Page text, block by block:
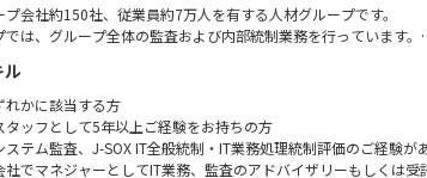
会社約150社、従業員約7万人を有する人材グループです。
は、グループ全体の監査および内部統制業務を行っています。
る組織を目指し、海外含むグループ全体の監査レベルを向上さ
は、そのうち国内各社におけるJ-SOXのIT領域（IT全般統制、
支援や評価、監査対象会社/部門がグループ戦略や経営方針に
業務を想定しています。これまでのご経験を活かしながら専門性
ル
かに該当する方
タッフとして5年以上ご経験をお持ちの方
ステム監査、J-SOX IT全般統制・IT業務処理統制評価のご経験が
社でマネジャーとしてIT業務、監査のアドバイザリーもしくは